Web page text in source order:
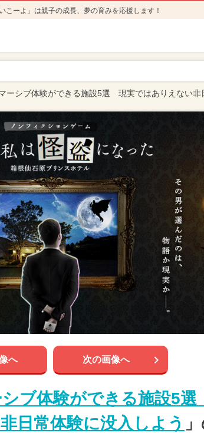
こーよ」は親子の成長、夢の育みを応援します！
マーシブ体験ができる施設5選 現実ではありえない非
へ 次の画像へ
シブ体験ができる施設5
日常体験に没入しよう